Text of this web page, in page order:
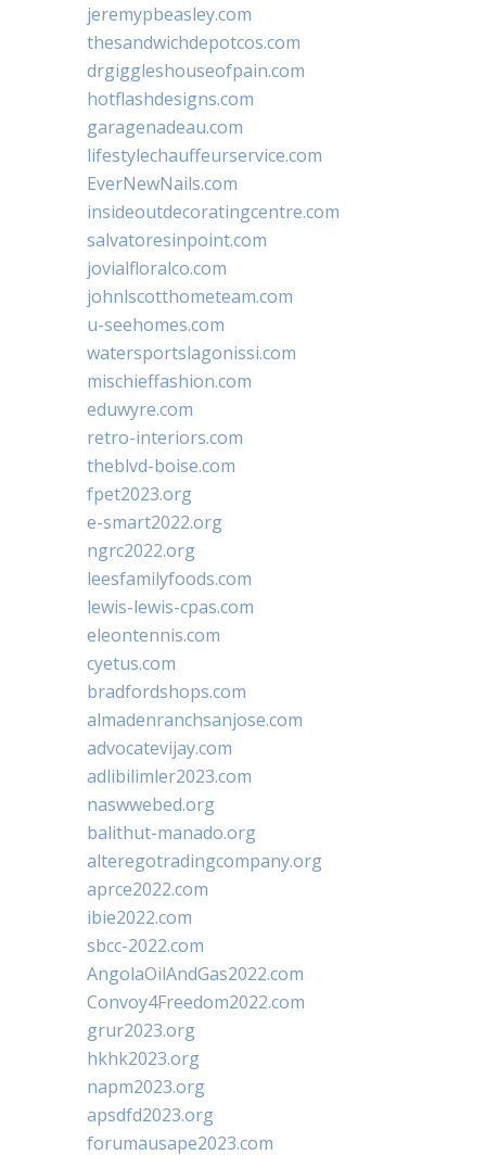
jeremypbeasley.com
thesandwichdepotcos.com
drgiggleshouseofpain.com
hotflashdesigns.com
garagenadeau.com
lifestylechauffeurservice.com
EverNewNails.com
insideoutdecoratingcentre.com
salvatoresinpoint.com
jovialfloralco.com
johnlscotthometeam.com
u-seehomes.com
watersportslagonissi.com
mischieffashion.com
eduwyre.com
retro-interiors.com
theblvd-boise.com
fpet2023.org
e-smart2022.org
ngrc2022.org
leesfamilyfoods.com
lewis-lewis-cpas.com
eleontennis.com
cyetus.com
bradfordshops.com
almadenranchsanjose.com
advocatevijay.com
adlibilimler2023.com
naswwebed.org
balithut-manado.org
alteregotradingcompany.org
aprce2022.com
ibie2022.com
sbcc-2022.com
AngolaOilAndGas2022.com
Convoy4Freedom2022.com
grur2023.org
hkhk2023.org
napm2023.org
apsdfd2023.org
forumausape2023.com